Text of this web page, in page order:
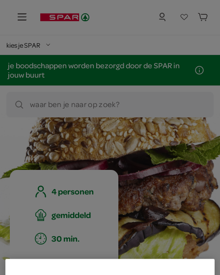
kies je SPAR
je boodschappen worden bezorgd door de SPAR in
jouw buurt
waar ben je naar op zoek?
4 personen
gemiddeld
30 min.